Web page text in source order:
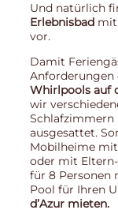
Und natürlich
Erlebnisbad mit
vor.
Damit
Anforderungen
Whirlpools auf
wir
ausgesattet.
Mobilheime
oder mit
für 8 Personen
Pool für Ihren
d’Azur mieten.